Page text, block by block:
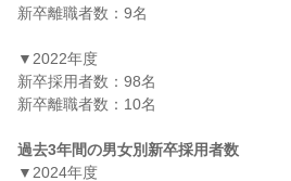
新卒離職者数：9名
▼2022年度
新卒採用者数：98名
新卒離職者数：10名
過去3年間の男女別新卒採用者数
▼2024年度